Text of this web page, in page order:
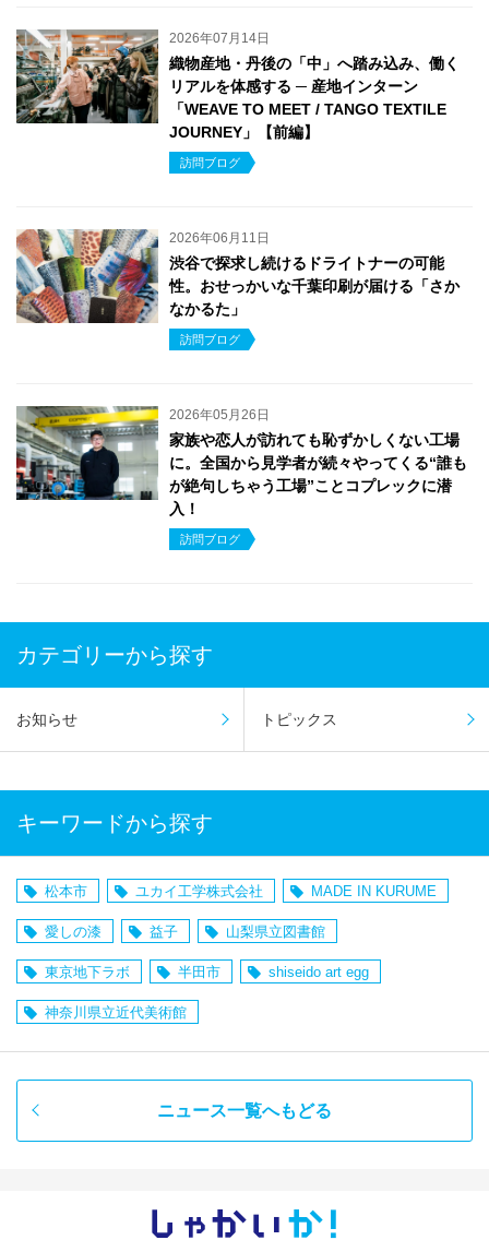
2026年07月14日
織物産地・丹後の「中」へ踏み込み、働く
リアルを体感する ─ 産地インターン
「WEAVE TO MEET / TANGO TEXTILE
JOURNEY」【前編】
訪問ブログ
2026年06月11日
渋谷で探求し続けるドライトナーの可能
性。おせっかいな千葉印刷が届ける「さか
なかるた」
訪問ブログ
2026年05月26日
家族や恋人が訪れても恥ずかしくない工場
に。全国から見学者が続々やってくる“誰も
が絶句しちゃう工場”ことコプレックに潜
入！
訪問ブログ
カテゴリーから探す
お知らせ トピックス
キーワードから探す
松本市 ユカイ工学株式会社 MADE IN KURUME
愛しの漆 益子 山梨県立図書館
東京地下ラボ 半田市 shiseido art egg
神奈川県立近代美術館
ニュース一覧へもどる
しゃかい か！